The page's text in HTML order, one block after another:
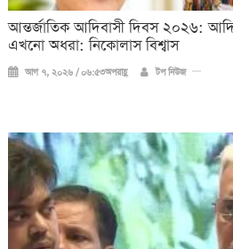
আন্তর্জাতিক আদিবাসী দিবস ২০২৬:
এখনো অধরা: নিকোলাস বিশ্বাস
আগ ৭, ২০২৬ / ০৬:৫৩অপরাহ্ণ টপ নিউজ